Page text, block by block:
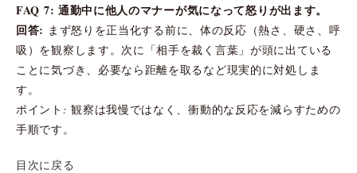
FAQ 7: 通勤中に他人のマナーが気になって怒りが出ます。
回答: まず怒りを正当化する前に、体の反応（熱さ、硬さ、呼
吸）を観察します。次に「相手を裁く言葉」が頭に出ている
ことに気づき、必要なら距離を取るなど現実的に対処しま
す。
ポイント: 観察は我慢ではなく、衝動的な反応を減らすための
手順です。
目次に戻る